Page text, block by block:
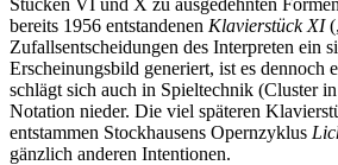
bereits 1956 entstandenen Klavierstück XI
Zufallsentscheidungen des Interpreten ein
Erscheinungsbild generiert, ist es dennoch
schlägt sich auch in Spieltechnik (Cluster in
Notation nieder. Die viel späteren
entstammen Stockhausens Opernzyklus
gänzlich anderen Intentionen.